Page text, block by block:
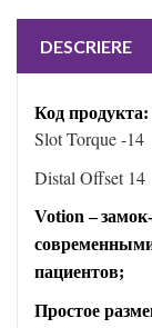
DESCRIERE
Код продукта:
Slot Torque -14
Distal Offset 14
Votion –
пациентов;
Простое